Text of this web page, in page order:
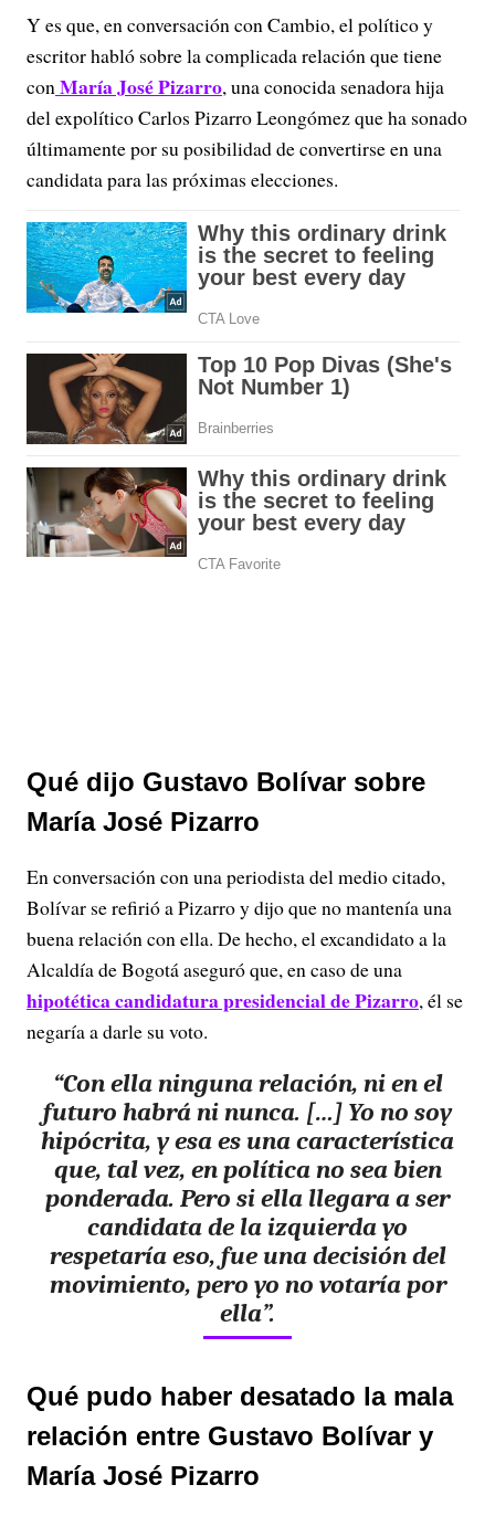
Y es que, en conversación con Cambio, el político y
escritor habló sobre la complicada relación que tiene
conMaría José Pizarro, una conocida senadora hija
del expolítico Carlos Pizarro Leongómez que ha sonado
últimamente por su posibilidad de convertirse en una
candidata para las próximas elecciones.
Qué dijo Gustavo Bolívar sobre
María José Pizarro
En conversación con una periodista del medio citado,
Bolívar se refirió a Pizarro y dijo que no mantenía una
buena relación con ella. De hecho, el excandidato a la
Alcaldía de Bogotá aseguró que, en caso de una
hipotética candidatura presidencial de Pizarro, él se
negaría a darle su voto.
“Con ella ninguna relación, ni en el
futuro habrá ni nunca. […] Yo no soy
hipócrita, y esa es una característica
que, tal vez, en política no sea bien
ponderada. Pero si ella llegara a ser
candidata de la izquierda yo
respetaría eso, fue una decisión del
movimiento, pero yo no votaría por
ella”.
Qué pudo haber desatado la mala
relación entre Gustavo Bolívar y
María José Pizarro